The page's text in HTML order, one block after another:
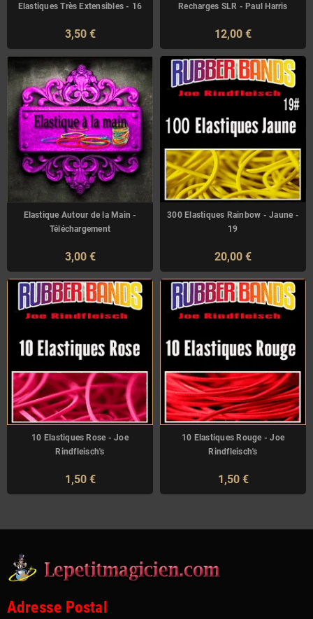
Elastiques Très Extensibles - 16
3,50 €
Recharges SLR - Paul Harris
12,00 €
Elastique Autour de la Main -
Téléchargement
3,00 €
300 Elastiques Rainbow - Jaune -
19
20,00 €
10 Elastiques Rose - Joe
Rindfleisch's
1,50 €
10 Elastiques Rouge - Joe
Rindfleisch's
1,50 €
Adresse Postal